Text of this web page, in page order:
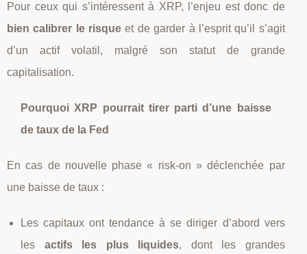
Pour ceux qui s’intéressent à XRP, l’enjeu est donc de
bien calibrer le risque et de garder à l’esprit qu’il s’agit
d’un actif volatil, malgré son statut de grande
capitalisation.
Pourquoi XRP pourrait tirer parti d’une baisse
de taux de la Fed
En cas de nouvelle phase « risk‑on » déclenchée par
une baisse de taux :
Les capitaux ont tendance à se diriger d’abord vers
les actifs les plus liquides, dont les grandes